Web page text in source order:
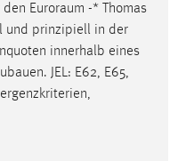
den Euroraum -* Thomas
und prinzipiell in der
innerhalb eines
JEL: E62, E65,